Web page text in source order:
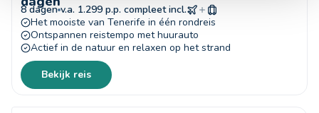
8 dagen v.a. 1.299 p.p. compleet incl.
Het mooiste van Tenerife in één rondreis
Ontspannen reistempo met huurauto
Actief in de natuur en relaxen op het strand
Bekijk reis